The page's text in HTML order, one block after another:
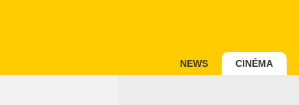
NEWS CINÉMA